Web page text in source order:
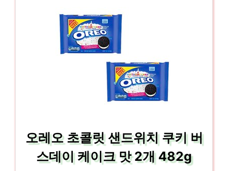
오레오 초콜릿 샌드위치 쿠키 버
스데이 케이크 맛 2개 482g